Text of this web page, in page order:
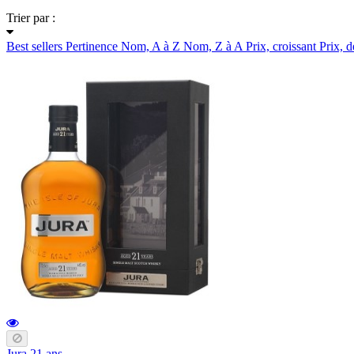
Trier par :
Best sellers Pertinence Nom, A à Z Nom, Z à A Prix, croissant Prix,